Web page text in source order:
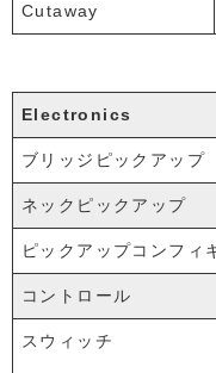
Cutaway
Electronics
ブリッジピックアップ
ネックピックアップ
ピックアップコンフィ
コントロール
スウィッチ